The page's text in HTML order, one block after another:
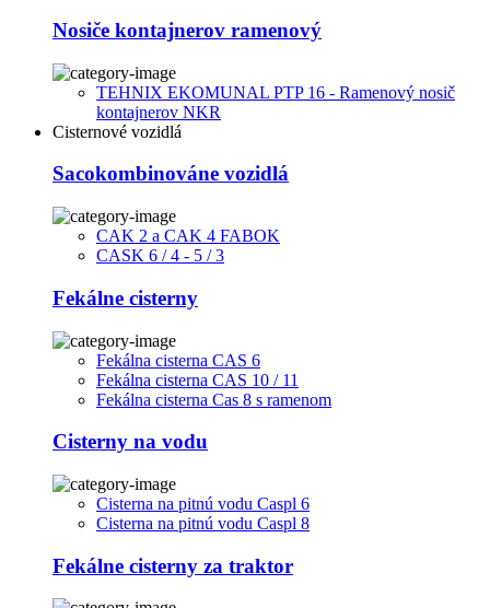
Nosiče kontajnerov ramenový
TEHNIX EKOMUNAL PTP 16 - Ramenový nosič
kontajnerov NKR
Cisternové vozidlá
Sacokombinováne vozidlá
CAK 2 a CAK 4 FABOK
CASK 6 / 4 - 5 / 3
Fekálne cisterny
Fekálna cisterna CAS 6
Fekálna cisterna CAS 10 / 11
Fekálna cisterna Cas 8 s ramenom
Cisterny na vodu
Cisterna na pitnú vodu Caspl 6
Cisterna na pitnú vodu Caspl 8
Fekálne cisterny za traktor